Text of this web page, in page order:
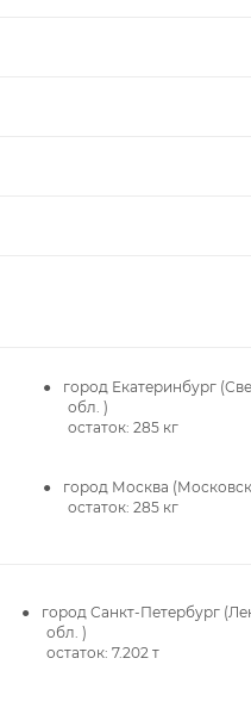
город Екатеринбург
обл. )
остаток:285 кг
город Москва
остаток:285 кг
город Санкт-Петербург
обл. )
остаток:7.202 т